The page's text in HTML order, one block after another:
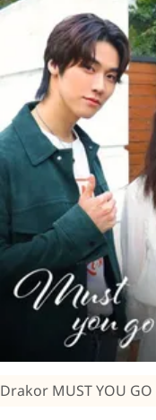
Drakor MUST YOU